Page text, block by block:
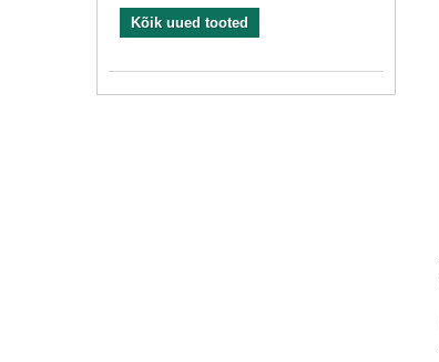
Kõik uued tooted